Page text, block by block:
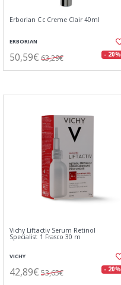
Erborian Cc Creme Clair 40ml
ERBORIAN
50,59€ 63,29€ - 20%
Vichy Liftactiv Serum Retinol
Specialist 1 Frasco 30 m
VICHY
42,89€ 53,65€ - 20%